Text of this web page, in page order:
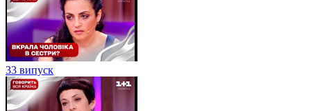
33 випуск